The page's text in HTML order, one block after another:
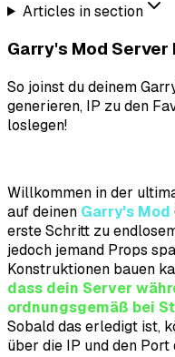
Articles in section
Garry's Mod
So joinst du deinem
generieren, IP zu den
loslegen!
Willkommen in der
auf deinen Garry's Mod
erste Schritt zu
jedoch jemand Props
Konstruktionen bauen
dass dein Server
ordnungsgemäß bei
Sobald das erledigt ist,
über die IP und den